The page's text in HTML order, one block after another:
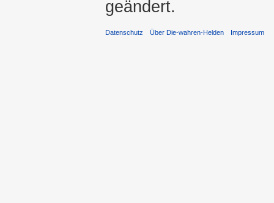
geändert.
Datenschutz Über Die-wahren-Helden Impressum